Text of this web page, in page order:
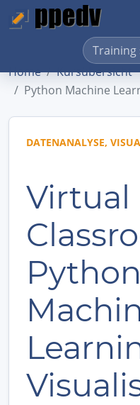
Home
Kursübersicht
Python Machine
DATENANALYSE,
Virtual